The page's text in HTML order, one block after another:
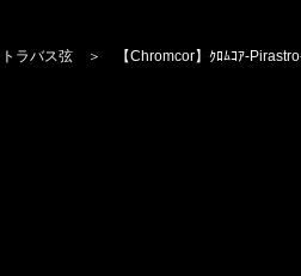
ラバス弦 ＞ 【Chromcor】 ｸﾛﾑｺｱ-